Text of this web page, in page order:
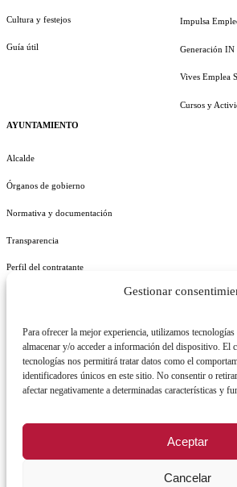
Gestionar
Para ofrecer la mejor experiencia, utilizamos
almacenar y/o acceder a información del dispositivo. El
tecnologías nos permitirá tratar datos como el
identificadores únicos en este sitio. No consentir o
afectar negativamente a determinadas características y
Aceptar
Cancelar
Cultura y festejos
Guía útil
AYUNTAMIENTO
Alcalde
Órganos de gobierno
Normativa y documentación
Transparencia
Perfil del contratante
Impulsa
Generación IN
Vives Emplea
Cursos y
REGISTRO DE